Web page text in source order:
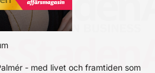
- med livet och framtiden som